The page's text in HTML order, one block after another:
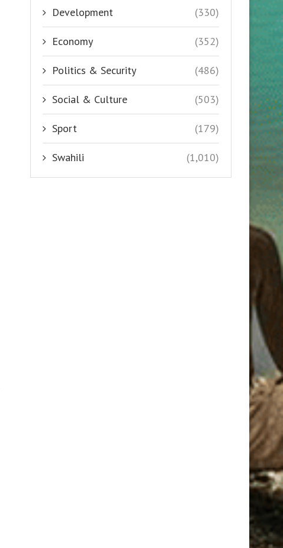
Development (330)
Economy (352)
Politics & Security (486)
Social & Culture (503)
Sport (179)
Swahili (1,010)